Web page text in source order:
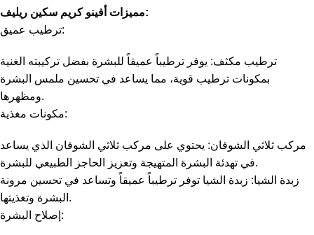
مميزات أفينو كريم سكين ريليف:
ترطيب عميق:
ترطيب مكثف: يوفر ترطيباً عميقاً للبشرة بفضل تركيبته الغنية
بمكونات ترطيب قوية، مما يساعد في تحسين ملمس البشرة
ومظهرها.
مكونات مغذية:
مركب ثلاثي الشوفان: يحتوي على مركب ثلاثي الشوفان الذي يساعد
في تهدئة البشرة المتهيجة وتعزيز الحاجز الطبيعي للبشرة.
زبدة الشيا: زبدة الشيا توفر ترطيباً عميقاً وتساعد في تحسين مرونة
البشرة وتغذيتها.
إصلاح البشرة: